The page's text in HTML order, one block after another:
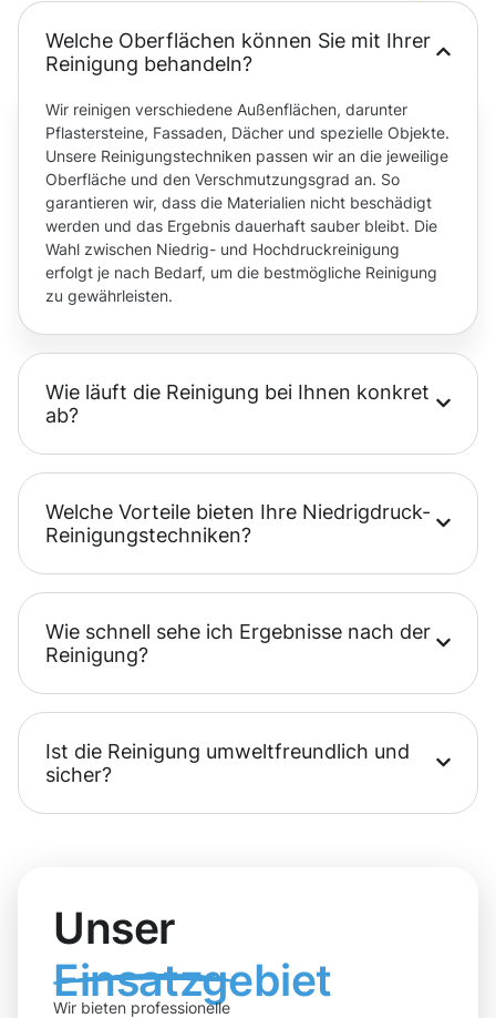
Welche Oberflächen können Sie mit Ihrer
Reinigung behandeln?
Wir reinigen verschiedene Außenflächen, darunter
Pflastersteine, Fassaden, Dächer und spezielle Objekte.
Unsere Reinigungstechniken passen wir an die jeweilige
Oberfläche und den Verschmutzungsgrad an. So
garantieren wir, dass die Materialien nicht beschädigt
werden und das Ergebnis dauerhaft sauber bleibt. Die
Wahl zwischen Niedrig- und Hochdruckreinigung
erfolgt je nach Bedarf, um die bestmögliche Reinigung
zu gewährleisten.
Wie läuft die Reinigung bei Ihnen konkret
ab?
Welche Vorteile bieten Ihre Niedrigdruck-
Reinigungstechniken?
Wie schnell sehe ich Ergebnisse nach der
Reinigung?
Ist die Reinigung umweltfreundlich und
sicher?
Unser
Einsatzgebiet
Wir bieten professionelle